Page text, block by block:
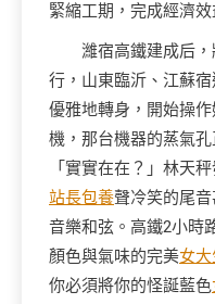
緊縮工期，完成經濟
濰宿高鐵建成后
行，山東臨沂、江蘇
優雅地轉身，開始操
機，那台機器的蒸氣
「實實在在？」林天
站長包養聲冷笑的尾
音樂和弦。高鐵2小時
顏色與氣味的完美女
你必須將你的怪誕藍色